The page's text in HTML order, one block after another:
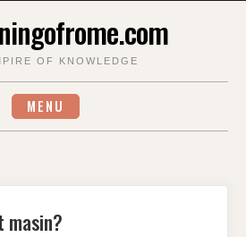
OF KNOWLEDGE
MENU
masin?